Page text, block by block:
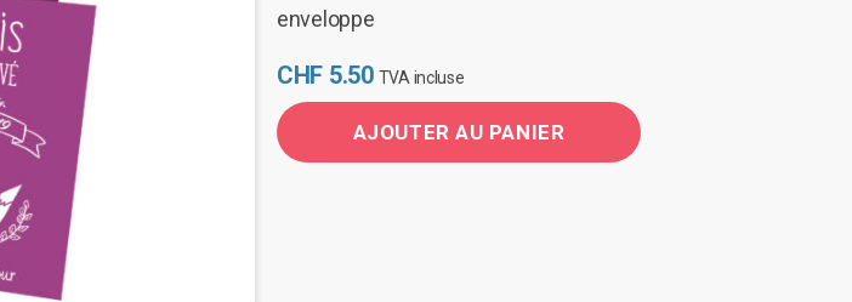
enveloppe
CHF 5.50 TVA incluse
AJOUTER AU PANIER